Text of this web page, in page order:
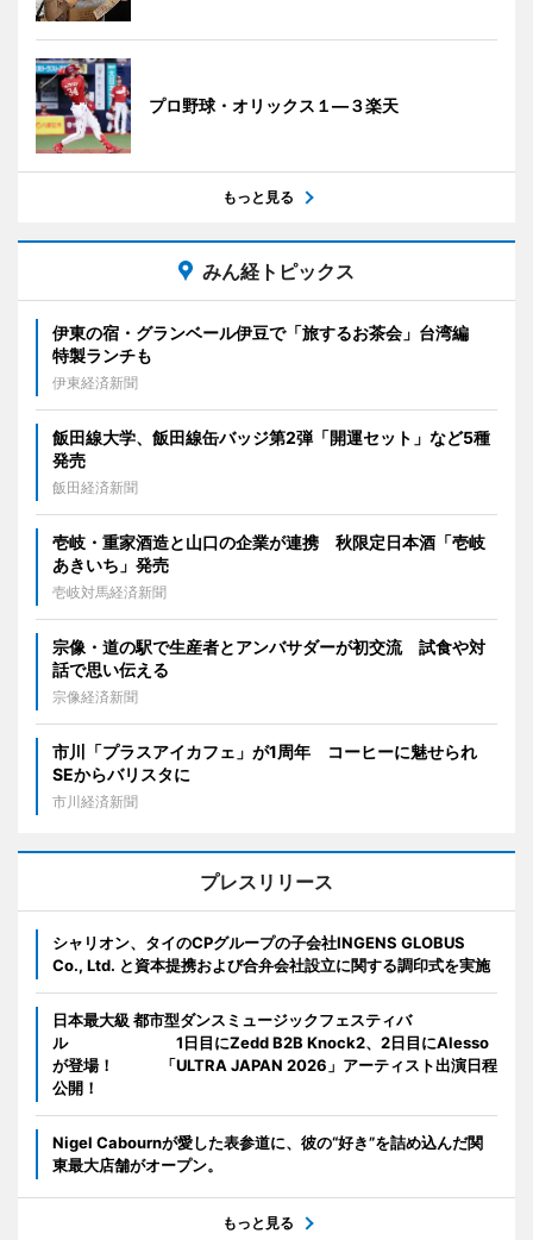
プロ野球・オリックス１―３楽天
もっと見る
みん経トピックス
伊東の宿・グランベール伊豆で「旅するお茶会」台湾編
特製ランチも
伊東経済新聞
飯田線大学、飯田線缶バッジ第2弾「開運セット」など5種
発売
飯田経済新聞
壱岐・重家酒造と山口の企業が連携 秋限定日本酒「壱岐
あきいち」発売
壱岐対馬経済新聞
宗像・道の駅で生産者とアンバサダーが初交流 試食や対
話で思い伝える
宗像経済新聞
市川「プラスアイカフェ」が1周年 コーヒーに魅せられ
SEからバリスタに
市川経済新聞
プレスリリース
シャリオン、タイのCPグループの子会社INGENS GLOBUS
Co., Ltd. と資本提携および合弁会社設立に関する調印式を実施
日本最大級 都市型ダンスミュージックフェスティバ
ル 1日目にZedd B2B Knock2、2日目にAlesso
が登場！ 「ULTRA JAPAN 2026」アーティスト出演日程
公開！
Nigel Cabournが愛した表参道に、彼の“好き”を詰め込んだ関
東最大店舗がオープン。
もっと見る